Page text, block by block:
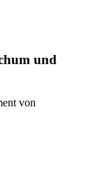
und
von